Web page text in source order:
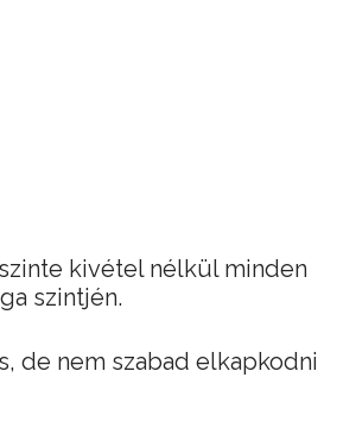
kivétel nélkül minden
szintjén.
de nem szabad elkapkodni